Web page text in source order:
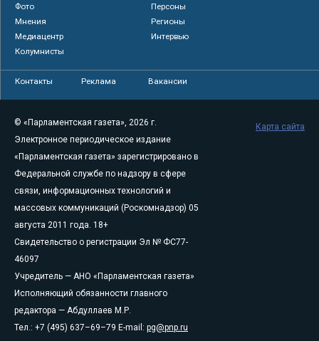
Фото
Персоны
Мнения
Регионы
Медиацентр
Интервью
Колумнисты
Контакты Реклама Вакансии
© «Парламентская газета», 2026 г.
Электронное периодическое издание
«Парламентская газета» зарегистрировано в
Федеральной службе по надзору в сфере
связи, информационных технологий и
массовых коммуникаций (Роскомнадзор) 05
августа 2011 года. 18+
Свидетельство о регистрации Эл № ФС77-
46097
Учредитель — АНО «Парламентская газета»
Исполняющий обязанности главного
редактора — Абдуллаев М.Р.
Тел.: +7 (495) 637–69–79 E-mail: pg@pnp.ru
Карта сайта